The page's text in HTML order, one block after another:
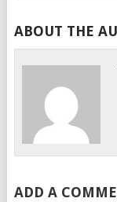
ABOUT THE
ADD A